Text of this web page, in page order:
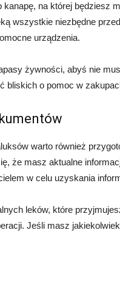
kanapę, na której będziesz
wszystkie niezbędne
urządzenia.
żywności, abyś nie
bliskich o pomoc w
warto również
że masz aktualne
w celu uzyskania
leków, które
Jeśli masz